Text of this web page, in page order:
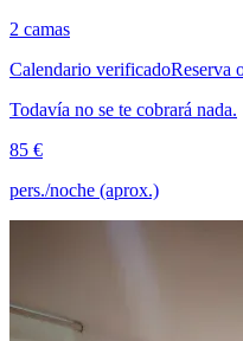
2 camas
Calendario verificadoReserva
Todavía no se te cobrará nada.
85 €
pers./noche (aprox.)